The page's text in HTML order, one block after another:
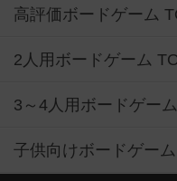
高評価ボードゲーム
2人用ボードゲーム
3～4人用ボードゲー
子供向けボードゲー